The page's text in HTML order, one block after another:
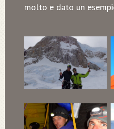
molto e dato un